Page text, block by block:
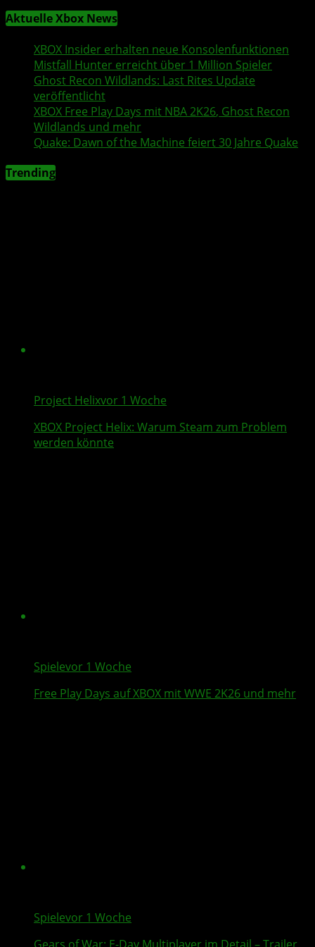
Aktuelle Xbox News
XBOX Insider erhalten neue Konsolenfunktionen
Mistfall Hunter erreicht über 1 Million Spieler
Ghost Recon Wildlands: Last Rites Update
veröffentlicht
XBOX Free Play Days mit NBA 2K26, Ghost Recon
Wildlands und mehr
Quake: Dawn of the Machine feiert 30 Jahre Quake
Trending
Project Helixvor 1 Woche
XBOX Project Helix: Warum Steam zum Problem
werden könnte
Spielevor 1 Woche
Free Play Days auf XBOX mitWWE 2K26 und mehr
Spielevor 1 Woche